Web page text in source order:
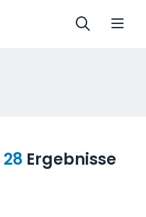
28 Ergebnisse